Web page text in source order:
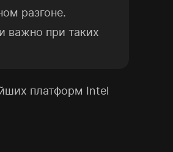
разгоне.
важно при таких
платформ Intel